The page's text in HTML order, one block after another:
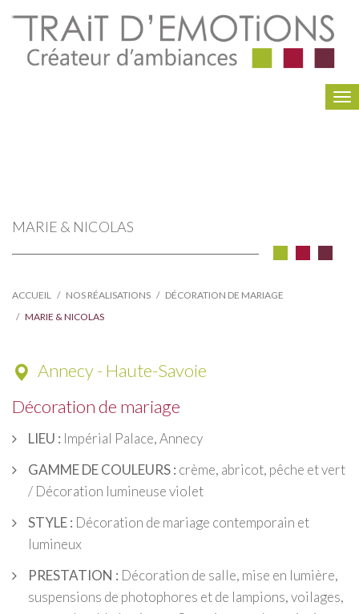
MARIE & NICOLAS
ACCUEIL NOS RÉALISATIONS
DÉCORATION DE MARIAGE
MARIE & NICOLAS
Annecy - Haute-Savoie
Décoration de mariage
LIEU : Impérial Palace, Annecy
GAMME DE COULEURS : crème, abricot, pêche et vert
/ Décoration lumineuse violet
STYLE : Décoration de mariage contemporain et
lumineux
PRESTATION : Décoration de salle, mise en lumière,
suspensions de photophores et de lampions, voilages,